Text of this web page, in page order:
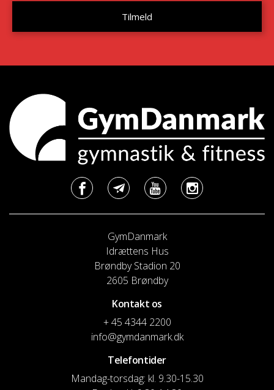
GymDanmark
Idrættens Hus
Brøndby Stadion 20
2605 Brøndby
Kontakt os
+ 45 4344 2200
info@gymdanmark.dk
Telefontider
Mandag-torsdag: kl. 9.30-15.30